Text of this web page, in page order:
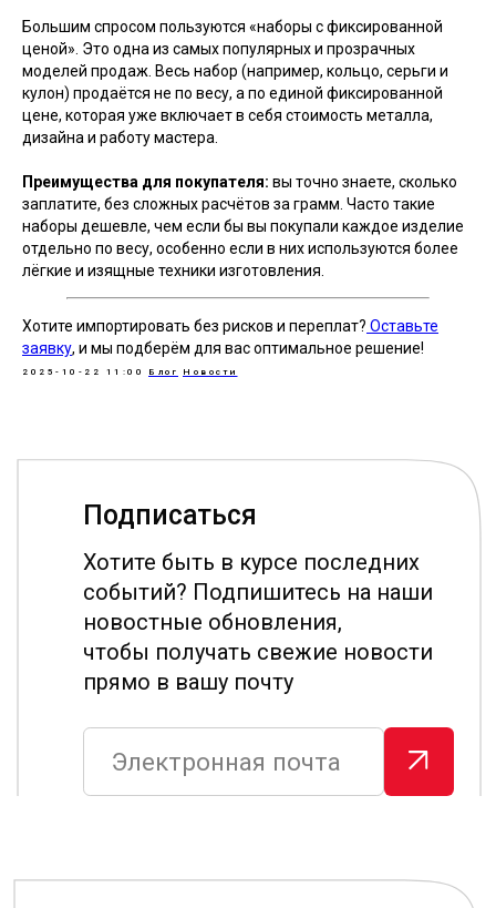
Большим спросом пользуются «наборы с фиксированной
ценой». Это одна из самых популярных и прозрачных
моделей продаж. Весь набор (например, кольцо, серьги и
кулон) продаётся не по весу, а по единой фиксированной
цене, которая уже включает в себя стоимость металла,
дизайна и работу мастера.
Преимущества для покупателя: вы точно знаете, сколько
заплатите, без сложных расчётов за грамм. Часто такие
наборы дешевле, чем если бы вы покупали каждое изделие
отдельно по весу, особенно если в них используются более
лёгкие и изящные техники изготовления.
Хотите импортировать без рисков и переплат? Оставьте
заявку, и мы подберём для вас оптимальное решение!
2025-10-22 11:00 Блог Новости
Расскажите о своём
проекте
чтобы получать свежие новости
прямо в вашу почту